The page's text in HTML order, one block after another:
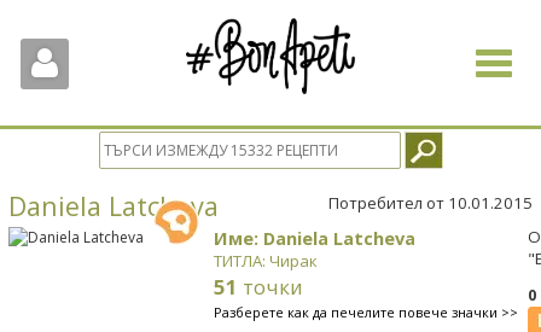
Toggle
Daniela Latcheva Потребител от 10.01.2015
Име: Daniela Latcheva
ТИТЛА: Чирак
51 точки
Разберете как да печелите повече значки >>